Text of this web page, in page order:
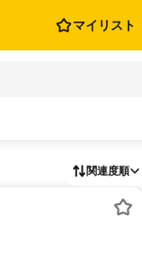
マイリスト
関連度順